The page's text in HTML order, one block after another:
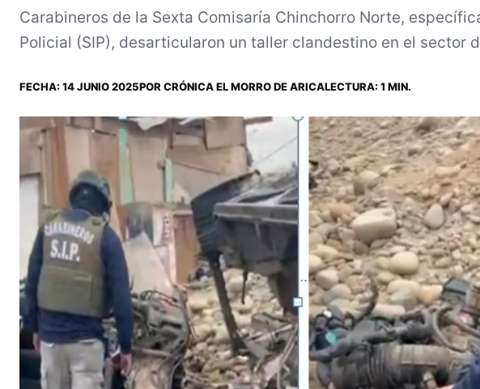
Carabineros de la Sexta Comisaría Chinchorro Norte,
Policial (SIP), desarticularon un taller clandestino en el sector
FECHA: 14 JUNIO 2025POR CRÓNICA EL MORRO DE ARICALECTURA: 1 MIN.